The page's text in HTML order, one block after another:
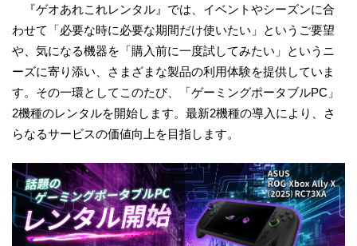
『ゲオあれこれレンタル』では、イベントやシーズンに合
わせて「必要な時に必要な期間だけ使いたい」というご要望
や、気になる機器を「購入前に一度試してみたい」というニ
ーズに寄り添い、さまざまな製品の利用体験を提供していま
す。その一環としてこのたび、「ゲーミングポータブルPC」
2機種のレンタルを開始します。最新2機種の導入により、さ
らなるサービスの価値向上を目指します。